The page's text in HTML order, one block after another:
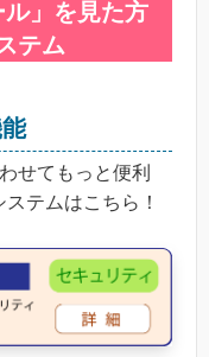
ル」を見た方
テム
せてもっと便利
テムはこちら！